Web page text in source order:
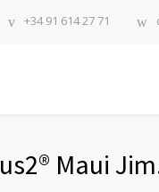
+34 91 614 27 71
Maui